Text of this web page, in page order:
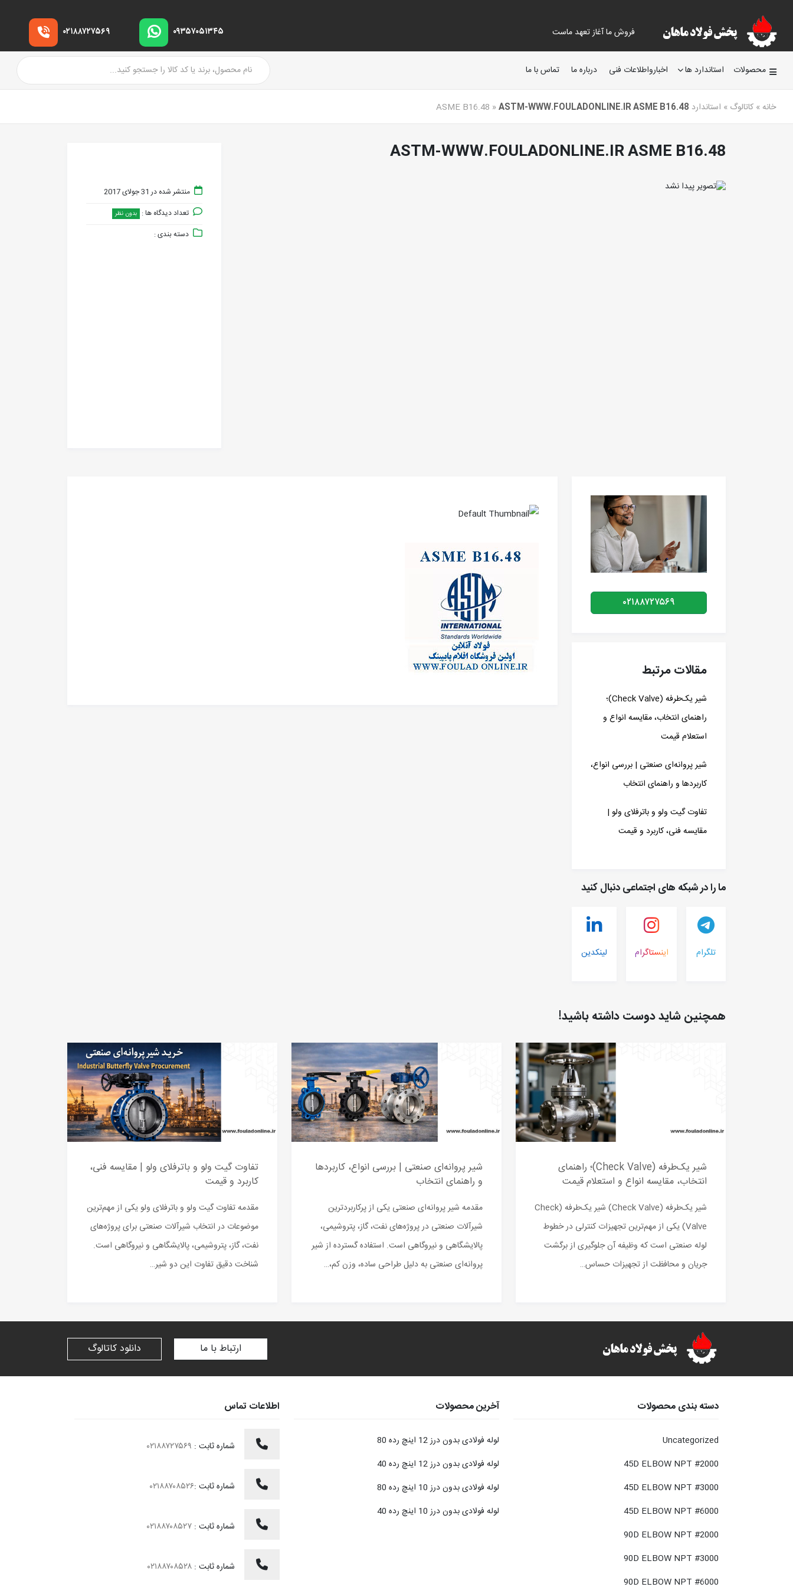
فروش ما آغاز تعهد ماست ۰۹۳۵۷۰۵۱۳۴۵ ۰۲۱۸۸۷۲۷۵۶۹
محصولات استاندارد ها اخبارواطلاعات فنی درباره ما تماس با ما
خانه » کاتالوگ » استاندارد ASME B16.48 » ASTM-WWW.FOULADONLINE.IR ASME B16.48
ASTM-WWW.FOULADONLINE.IR ASME B16.48
منتشر شده در 31 جولای 2017
تعداد دیدگاه ها : بدون نظر
دسته بندی :
۰۲۱۸۸۷۲۷۵۶۹
مقالات مرتبط
شیر یک‌طرفه (Check Valve)؛
راهنمای انتخاب، مقایسه انواع و
استعلام قیمت
شیر پروانه‌ای صنعتی | بررسی انواع،
کاربردها و راهنمای انتخاب
تفاوت گیت ولو و باترفلای ولو |
مقایسه فنی، کاربرد و قیمت
ما را در شبکه های اجتماعی دنبال کنید
تلگرام اینستاگرام لینکدین
همچنین شاید دوست داشته باشید!
شیر یک‌طرفه (Check Valve)؛ راهنمای
انتخاب، مقایسه انواع و استعلام قیمت
شیر یک‌طرفه (Check Valve) شیر یک‌طرفه (Check
Valve) یکی از مهم‌ترین تجهیزات کنترلی در خطوط
لوله صنعتی است که وظیفه آن جلوگیری از برگشت
جریان و محافظت از تجهیزات حساس…
شیر پروانه‌ای صنعتی | بررسی انواع، کاربردها
و راهنمای انتخاب
مقدمه شیر پروانه‌ای صنعتی یکی از پرکاربردترین
شیرآلات صنعتی در پروژه‌های نفت، گاز، پتروشیمی،
پالایشگاهی و نیروگاهی است. استفاده گسترده از شیر
پروانه‌ای صنعتی به دلیل طراحی ساده، وزن کم،…
تفاوت گیت ولو و باترفلای ولو | مقایسه فنی،
کاربرد و قیمت
مقدمه تفاوت گیت ولو و باترفلای ولو یکی از مهم‌ترین
موضوعات در انتخاب شیرآلات صنعتی برای پروژه‌های
نفت، گاز، پتروشیمی، پالایشگاهی و نیروگاهی است.
شناخت دقیق تفاوت این دو شیر…
ارتباط با ما دانلود کاتالوگ
دسته بندی محصولات
Uncategorized
45D ELBOW NPT #2000
45D ELBOW NPT #3000
45D ELBOW NPT #6000
90D ELBOW NPT #2000
90D ELBOW NPT #3000
90D ELBOW NPT #6000
آخرین محصولات
لوله فولادی بدون درز 12 اینچ رده 80
لوله فولادی بدون درز 12 اینچ رده 40
لوله فولادی بدون درز 10 اینچ رده 80
لوله فولادی بدون درز 10 اینچ رده 40
اطلاعات تماس
شماره ثابت :
شماره ثابت :۰۲۱۸۸۷۰۸۵۲۶
شماره ثابت :
شماره ثابت :